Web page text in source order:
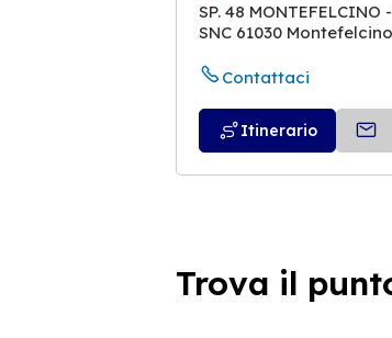
SP. 48 MONTEFELCINO
SNC 61030 Montefelcino
Contattaci
Itinerario
Aperto Adesso
Trova il